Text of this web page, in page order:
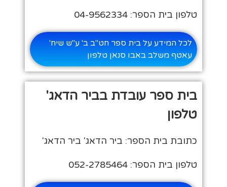
טלפון בית הספר: 04-9562334
לכל המידע על בית ספר חט"ב ב' ע"ש שיח'
עאטף משלב באבו סנאן טלפון
בית ספר עובדת בביר הדאג'
טלפון
כתובת בית הספר: ביר הדאג' ביר הדאג'
טלפון בית הספר: 052-2785464